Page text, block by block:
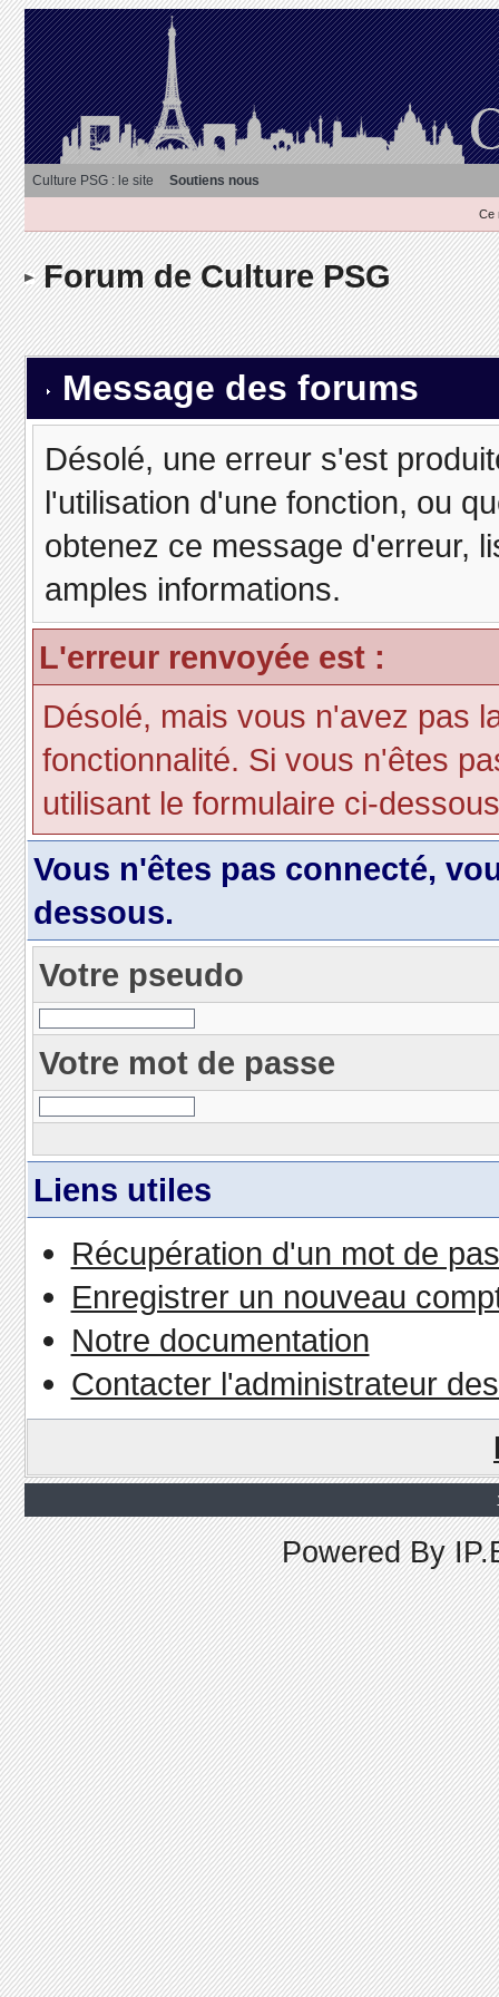
Culture PSG : le site Soutiens nous
Ce
Forum de Culture PSG
Message des forums
Désolé, une erreur s'est
l'utilisation d'une fonction, ou
obtenez ce message d'erreur,
amples informations.
L'erreur renvoyée est :
Désolé, mais vous n'avez pas
fonctionnalité. Si vous n'êtes
utilisant le formulaire ci-
Vous n'êtes pas connecté,
dessous.
Votre pseudo
Votre mot de passe
Liens utiles
Récupération d'un mot de
Enregistrer un nouveau
Notre documentation
Contacter l'administrateur
Powered By